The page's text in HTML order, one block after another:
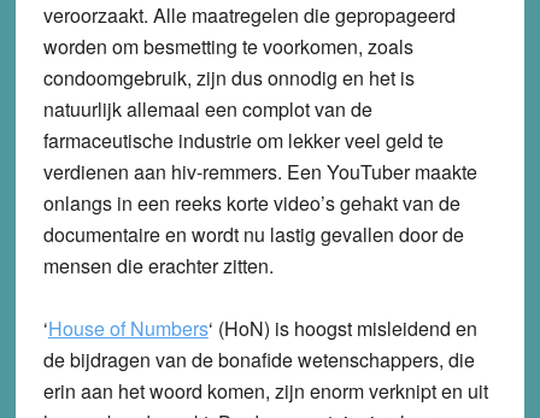
veroorzaakt. Alle maatregelen die gepropageerd
worden om besmetting te voorkomen, zoals
condoomgebruik, zijn dus onnodig en het is
natuurlijk allemaal een complot van de
farmaceutische industrie om lekker veel geld te
verdienen aan hiv-remmers. Een YouTuber maakte
onlangs in een reeks korte video’s gehakt van de
documentaire en wordt nu lastig gevallen door de
mensen die erachter zitten.
‘House of Numbers‘ (HoN) is hoogst misleidend en
de bijdragen van de bonafide wetenschappers, die
erin aan het woord komen, zijn enorm verknipt en uit